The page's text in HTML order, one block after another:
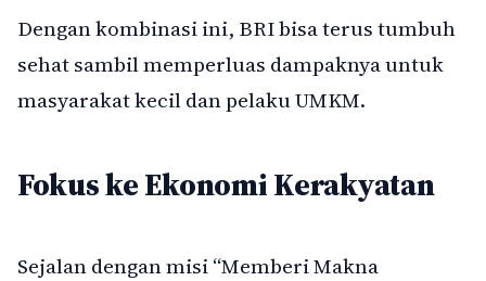
Dengan kombinasi ini, BRI bisa terus tumbuh
sehat sambil memperluas dampaknya untuk
masyarakat kecil dan pelaku UMKM.
Fokus ke Ekonomi Kerakyatan
Sejalan dengan misi “Memberi Makna